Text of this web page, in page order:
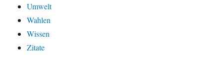
Umwelt
Wahlen
Wissen
Zitate